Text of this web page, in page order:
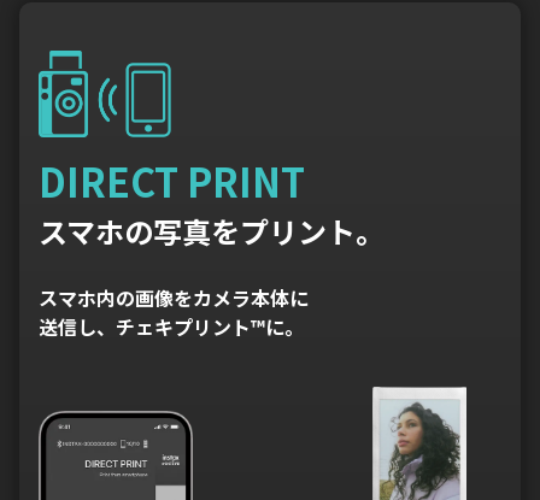
DIRECT PRINT
スマホの写真をプリント。
スマホ内の画像をカメラ本体に
送信し、チェキプリント™に。